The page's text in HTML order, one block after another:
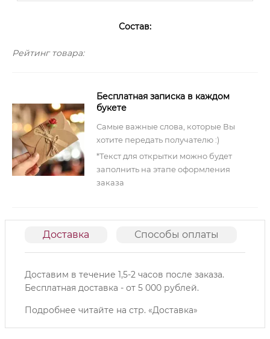
Состав:
Рейтинг товара:
Бесплатная записка в каждом
букете
Самые важные слова, которые Вы
хотите передать получателю :)
*Текст для открытки можно будет
заполнить на этапе оформления
заказа
Доставка Способы оплаты
Доставим в течение 1,5-2 часов после заказа.
Бесплатная доставка - от 5 000 рублей.
Подробнее читайте на стр. «Доставка»